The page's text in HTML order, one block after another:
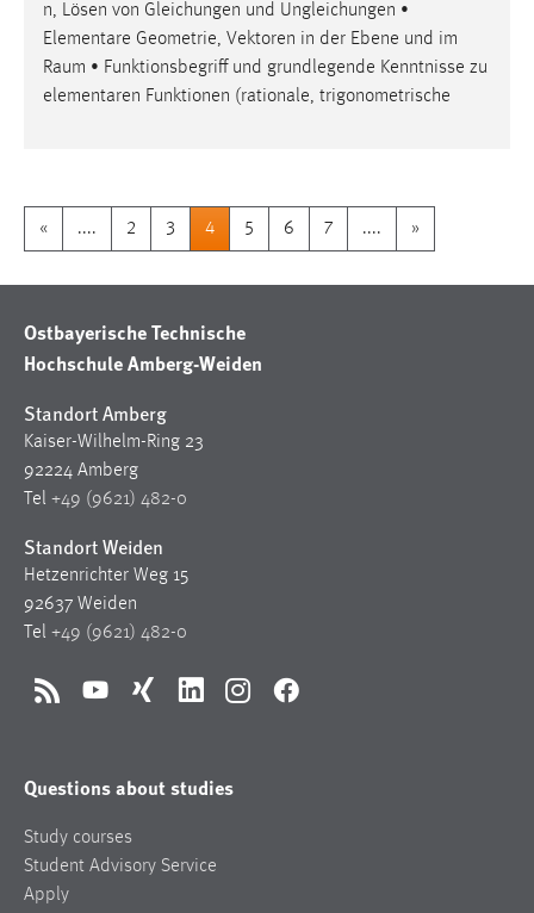
n, Lösen von Gleichungen und Ungleichungen •
Elementare Geometrie, Vektoren in der Ebene und im
Raum • Funktionsbegriff und grundlegende Kenntnisse zu
elementaren Funktionen (rationale, trigonometrische
« .... 2 3 4 5 6 7 .... »
Ostbayerische Technische
Hochschule Amberg-Weiden
Standort Amberg
Kaiser-Wilhelm-Ring 23
92224 Amberg
Tel +49 (9621) 482-0
Standort Weiden
Hetzenrichter Weg 15
92637 Weiden
Tel +49 (9621) 482-0
RSS YouTubeXing LinkedInInstagramFacebook
Questions about studies
Study courses
Student Advisory Service
Apply